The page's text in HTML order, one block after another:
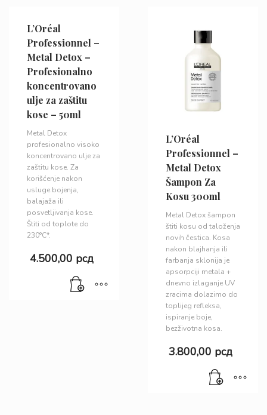
L’Oréal
Professionnel –
Metal Detox –
Profesionalno
koncentrovano
ulje za zaštitu
kose – 50ml
Metal Detox
profesionalno visoko
koncentrovano ulje za
zaštitu kose. Za
korišćenje nakon
usluge bojenja,
balajaža ili
posvetljivanja kose.
Štiti od toplote do
230°C*.
4.500,00 рсд
L’Oréal
Professionnel –
Metal Detox
Šampon Za
Kosu 300ml
Metal Detox šampon
štiti kosu od taloženja
novih čestica. Kosa
nakon blajhanja ili
farbanja sklonija je
apsorpciji metala +
dnevno izlaganje UV
zracima dolazimo do
toplijeg refleksa,
ispiranje boje,
bezživotna kosa.
3.800,00 рсд